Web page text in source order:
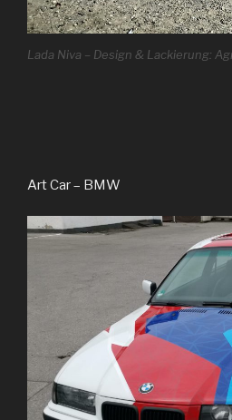
Lada Niva – Design & Lackierung:
Art Car – BMW